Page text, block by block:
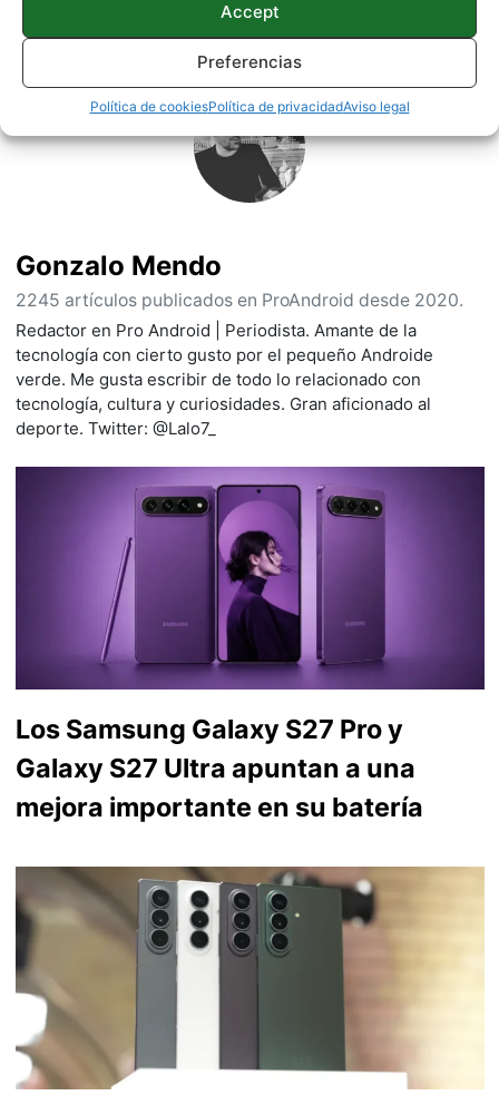
Accept
Preferencias
Política de cookiesPolítica de privacidadAviso legal
Sobre este autor
Gonzalo Mendo
2245 artículos publicados en ProAndroid desde 2020.
Redactor en Pro Android | Periodista. Amante de la
tecnología con cierto gusto por el pequeño Androide
verde. Me gusta escribir de todo lo relacionado con
tecnología, cultura y curiosidades. Gran aficionado al
deporte. Twitter: @Lalo7_
Los Samsung Galaxy S27 Pro y
Galaxy S27 Ultra apuntan a una
mejora importante en su batería